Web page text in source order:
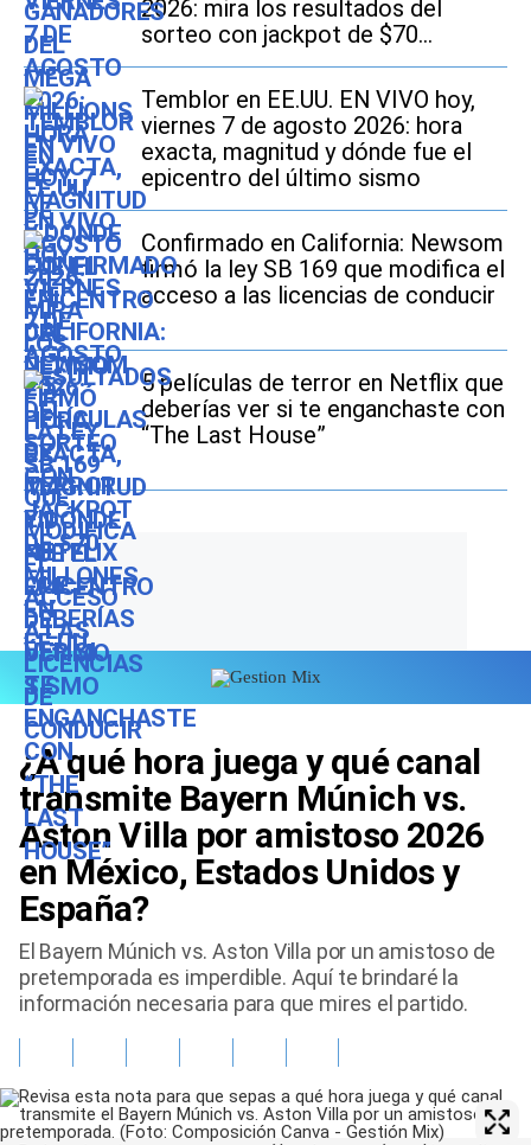
2026: mira los resultados del
sorteo con jackpot de $70
millones en EE.UU.
Temblor en EE.UU. EN VIVO hoy,
viernes 7 de agosto 2026: hora
exacta, magnitud y dónde fue el
epicentro del último sismo
Confirmado en California: Newsom
firmó la ley SB 169 que modifica el
acceso a las licencias de conducir
5 películas de terror en Netflix que
deberías ver si te enganchaste con
“The Last House”